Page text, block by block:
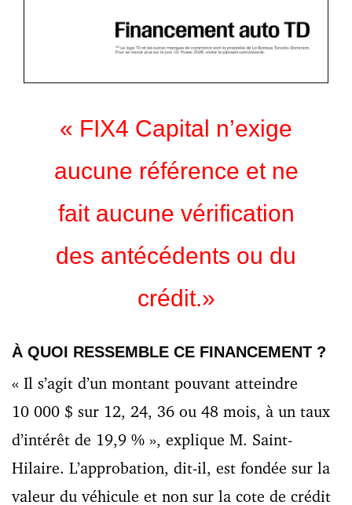
« FIX4 Capital n’exige
aucune référence et ne
fait aucune vérification
des antécédents ou du
crédit.»
À QUOI RESSEMBLE CE FINANCEMENT ?
« Il s’agit d’un montant pouvant atteindre
10 000 $ sur 12, 24, 36 ou 48 mois, à un taux
d’intérêt de 19,9 % », explique M. Saint-
Hilaire. L’approbation, dit-il, est fondée sur la
valeur du véhicule et non sur la cote de crédit